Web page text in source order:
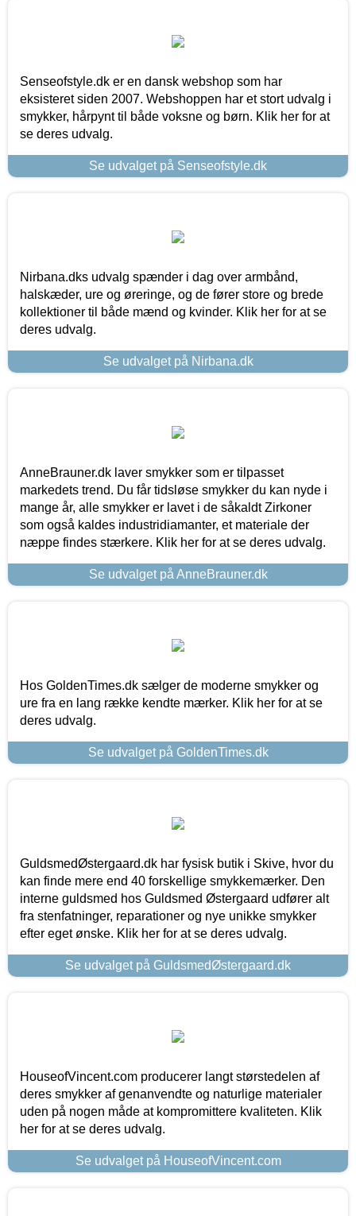
Senseofstyle.dk er en dansk webshop som har
eksisteret siden 2007. Webshoppen har et stort udvalg i
smykker, hårpynt til både voksne og børn. Klik her for at
se deres udvalg.
Se udvalget på Senseofstyle.dk
Nirbana.dks udvalg spænder i dag over armbånd,
halskæder, ure og øreringe, og de fører store og brede
kollektioner til både mænd og kvinder. Klik her for at se
deres udvalg.
Se udvalget på Nirbana.dk
AnneBrauner.dk laver smykker som er tilpasset
markedets trend. Du får tidsløse smykker du kan nyde i
mange år, alle smykker er lavet i de såkaldt Zirkoner
som også kaldes industridiamanter, et materiale der
næppe findes stærkere. Klik her for at se deres udvalg.
Se udvalget på AnneBrauner.dk
Hos GoldenTimes.dk sælger de moderne smykker og
ure fra en lang række kendte mærker. Klik her for at se
deres udvalg.
Se udvalget på GoldenTimes.dk
GuldsmedØstergaard.dk har fysisk butik i Skive, hvor du
kan finde mere end 40 forskellige smykkemærker. Den
interne guldsmed hos Guldsmed Østergaard udfører alt
fra stenfatninger, reparationer og nye unikke smykker
efter eget ønske. Klik her for at se deres udvalg.
Se udvalget på GuldsmedØstergaard.dk
HouseofVincent.com producerer langt størstedelen af
deres smykker af genanvendte og naturlige materialer
uden på nogen måde at kompromittere kvaliteten. Klik
her for at se deres udvalg.
Se udvalget på HouseofVincent.com